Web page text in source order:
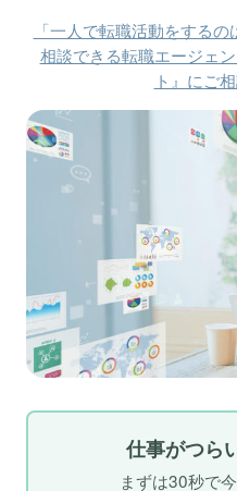
「一人で転職活動をする
相談できる転職エージェ
ト』にご
仕事がつら
まずは30秒で